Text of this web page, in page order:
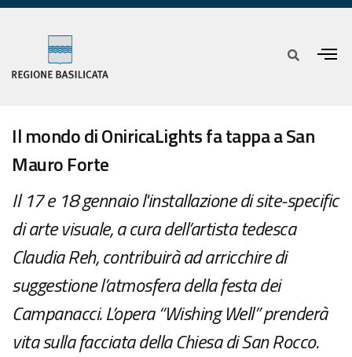
Il mondo di OniricaLights fa tappa a San
Mauro Forte
Il 17 e 18 gennaio l'installazione di site-specific
di arte visuale, a cura dell’artista tedesca
Claudia Reh, contribuirà ad arricchire di
suggestione l’atmosfera della festa dei
Campanacci. L’opera “Wishing Well” prenderà
vita sulla facciata della Chiesa di San Rocco.